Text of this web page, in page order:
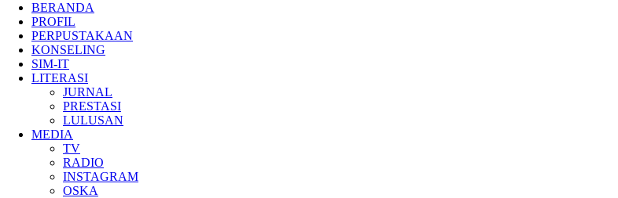
BERANDA
PROFIL
PERPUSTAKAAN
KONSELING
SIM-IT
LITERASI
JURNAL
PRESTASI
LULUSAN
MEDIA
TV
RADIO
INSTAGRAM
OSKA